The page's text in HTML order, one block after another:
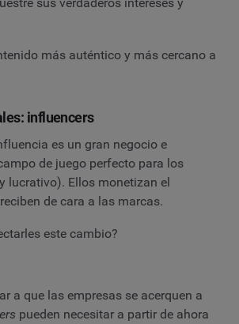
más auténtico y más cercano a
influencers
es un gran negocio e
de juego perfecto para los
lucrativo). Ellos monetizan el
de cara a las marcas.
este cambio?
a que las empresas se acerquen a
pueden necesitar a partir de ahora